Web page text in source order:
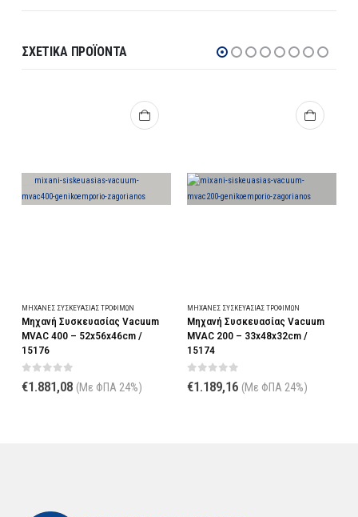
ΣΧΕΤΙΚΆ ΠΡΟΪΌΝΤΑ
ΜΗΧΑΝΈΣ ΣΥΣΚΕΥΑΣΊΑΣ ΤΡΟΦΊΜΩΝ
Μηχανή Συσκευασίας Vacuum
MVAC 400 – 52x56x46cm /
15176
0 out of 5
€1.881,08 (Με ΦΠΑ 24%)
ΜΗΧΑΝΈΣ ΣΥΣΚΕΥΑΣΊΑΣ ΤΡΟΦΊΜΩΝ
Μηχανή Συσκευασίας Vacuum
MVAC 200 – 33x48x32cm /
15174
0 out of 5
€1.189,16 (Με ΦΠΑ 24%)